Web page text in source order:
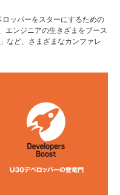
ッパーをスターにするための
エンジニアの生きざまをブース
など、さまざまなカンファレ